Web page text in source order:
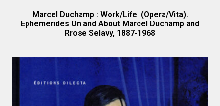
Marcel Duchamp : Work/Life. (Opera/Vita).
Ephemerides On and About Marcel Duchamp and
Rrose Selavy, 1887-1968